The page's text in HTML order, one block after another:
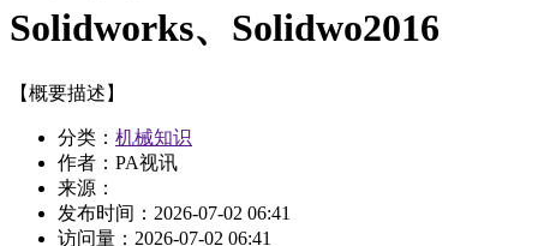
Solidworks、Solidwo2016
【概要描述】
分类： 机械知识
作者：PA视讯
来源：
发布时间： 2026-07-02 06:41
访问量： 2026-07-02 06:41